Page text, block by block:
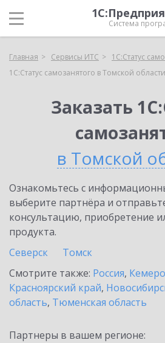
Система
Главная Сервисы ИТС
1С:Статус
1С:Статус самозанятого в Томской области
Заказать
в Томской
Ознакомьтесь с
выберите партнёра и
консультацию, приобретение
продукта.
Северск
Томск
Смотрите также: Россия,
Красноярский край,
область, Тюменская область
Партнеры в вашем регионе: